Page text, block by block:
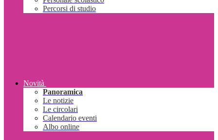
Percorsi di studio
Novità
Panoramica
Le notizie
Le circolari
Calendario eventi
Albo online